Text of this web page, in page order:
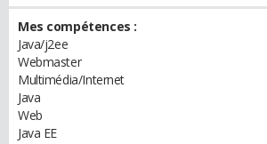
Mes compétences :
Java/j2ee
Webmaster
Multimédia/Internet
Java
Web
Java EE